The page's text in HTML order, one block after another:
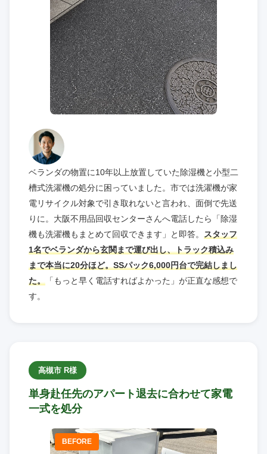
ベランダの物置に10年以上放置していた除湿機と小型二
槽式洗濯機の処分に困っていました。市では洗濯機が家
電リサイクル対象で引き取れないと言われ、面倒で先送
りに。大阪不用品回収センターさんへ電話したら「除湿
機も洗濯機もまとめて回収できます」と即答。
スタッフ
1名でベランダから玄関まで運び出し、トラック積込み
まで本当に20分ほど。SSパック6,000円台で完結しまし
た。
「もっと早く電話すればよかった」が正直な感想で
す。
高槻市 R様
単身赴任先のアパート退去に合わせて家電
一式を処分
BEFORE